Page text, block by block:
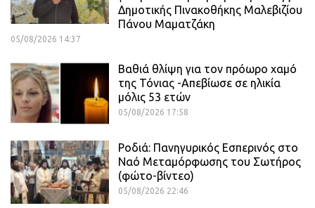
Δημοτικής Πινακοθήκης Μαλεβιζίου
Πάνου Μαματζάκη
05/08/2026 14:37
Βαθιά θλίψη για τον πρόωρο χαμό
της Τόνιας -Απεβίωσε σε ηλικία
μόλις 53 ετών
05/08/2026 17:58
Ροδιά: Πανηγυρικός Εσπερινός στο
Ναό Μεταμόρφωσης του Σωτήρος
(φώτο-βίντεο)
05/08/2026 22:46